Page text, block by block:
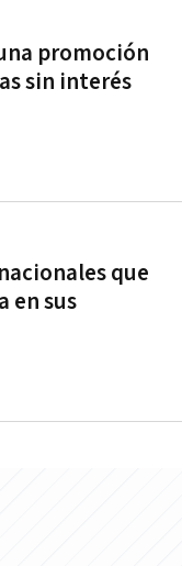
promoción
sin interés
que
en sus